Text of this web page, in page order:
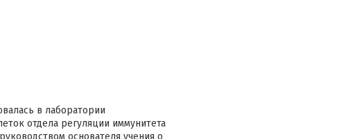
в лаборатории
отдела регуляции иммунитета
основателя учения о